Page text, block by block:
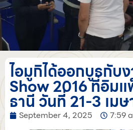
ไอมูกิได้ออกบูธกับ
Show 2016 ที่อิม
ธานี วันที่ 21-3 เม
September 4, 2025 7:59